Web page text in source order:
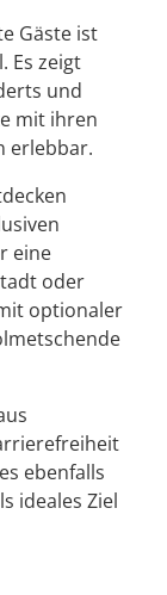
Gäste ist
Es zeigt
und
mit ihren
erlebbar.
eine
oder
optionaler
ebenfalls
ideales Ziel